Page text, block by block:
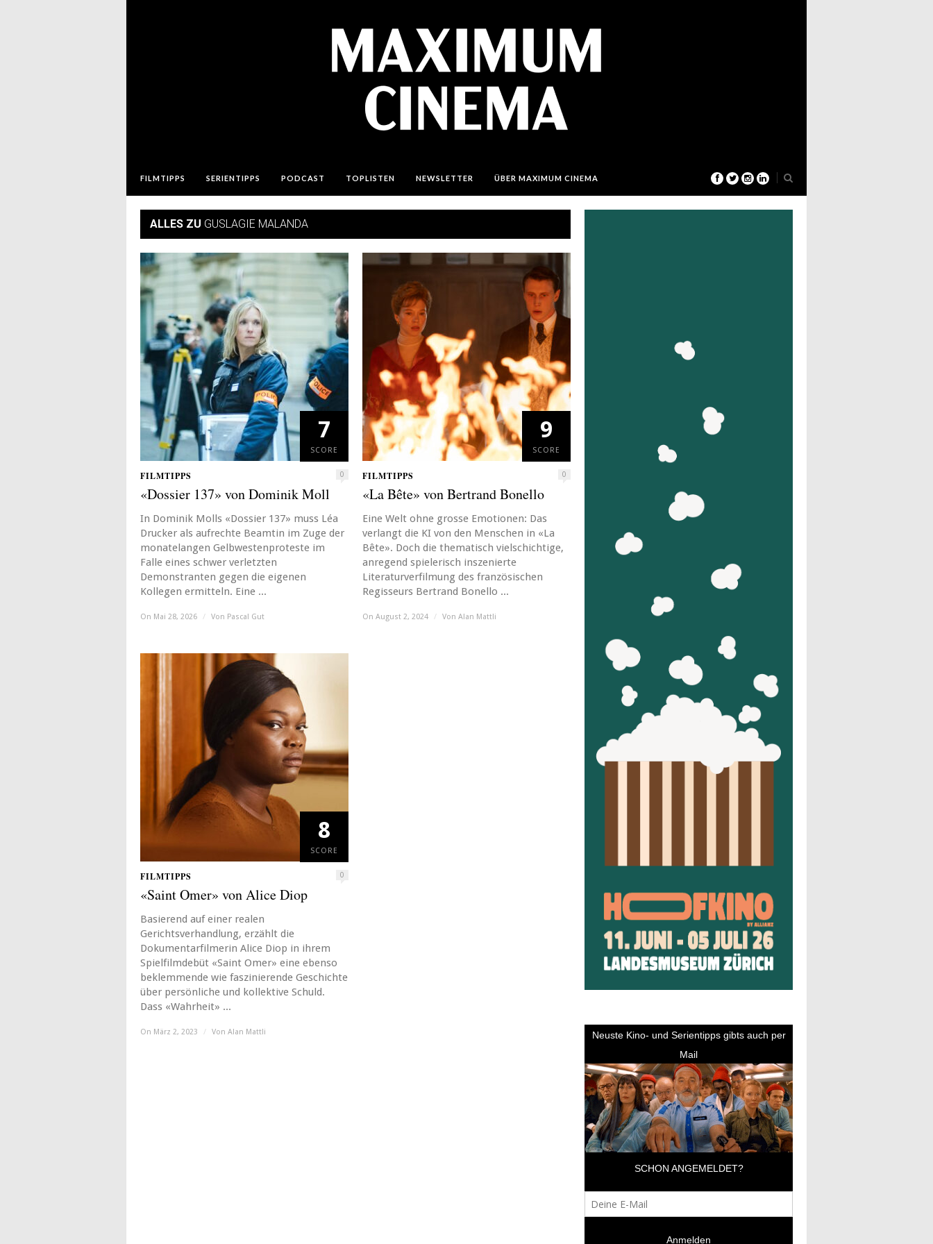
FILMTIPPS SERIENTIPPS PODCAST TOPLISTEN NEWSLETTER ÜBER MAXIMUM CINEMA
ALLES ZU GUSLAGIE MALANDA
7
SCORE
FILMTIPPS 0
«Dossier 137» von Dominik Moll
In Dominik Molls «Dossier 137» muss Léa
Drucker als aufrechte Beamtin im Zuge der
monatelangen Gelbwestenproteste im
Falle eines schwer verletzten
Demonstranten gegen die eigenen
Kollegen ermitteln. Eine ...
On Mai 28, 2026 / Von Pascal Gut
9
SCORE
FILMTIPPS 0
«La Bête» von Bertrand Bonello
Eine Welt ohne grosse Emotionen: Das
verlangt die KI von den Menschen in «La
Bête». Doch die thematisch vielschichtige,
anregend spielerisch inszenierte
Literaturverfilmung des französischen
Regisseurs Bertrand Bonello ...
On August 2, 2024 / Von Alan Mattli
8
SCORE
FILMTIPPS 0
«Saint Omer» von Alice Diop
Basierend auf einer realen
Gerichtsverhandlung, erzählt die
Dokumentarfilmerin Alice Diop in ihrem
Spielfilmdebüt «Saint Omer» eine ebenso
beklemmende wie faszinierende Geschichte
über persönliche und kollektive Schuld.
Dass «Wahrheit» ...
On März 2, 2023 / Von Alan Mattli